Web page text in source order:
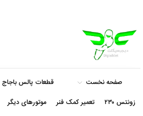
صفحه نخست قطعات پالس باجاج
زونتس ۲۳۰
تعمیر کمک فنر موتورهای دیگر